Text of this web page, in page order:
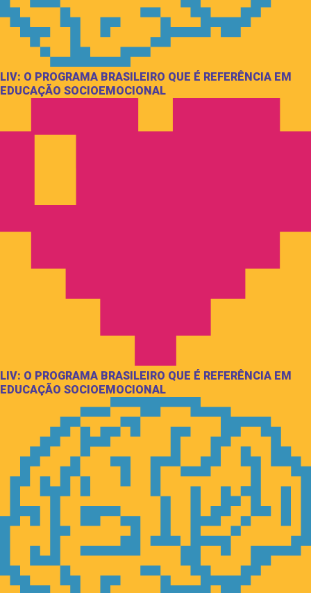
LIV: O PROGRAMA BRASILEIRO QUE É REFERÊNCIA EM
EDUCAÇÃO SOCIOEMOCIONAL
LIV: O PROGRAMA BRASILEIRO QUE É REFERÊNCIA EM
EDUCAÇÃO SOCIOEMOCIONAL